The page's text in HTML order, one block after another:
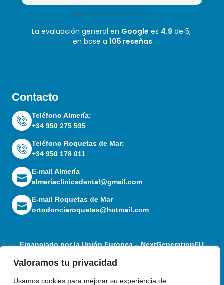
Valoramos tu privacidad
Usamos cookies para mejorar su experiencia de
Contacto
Teléfono Almería:
+34 950 275 595
Teléfono Roquetas de Mar:
+34 950 178 011
E-mail Almería
almeriaclinicadental@gmail.com
E-mail Roquetas de Mar
ortodonciaroquetas@hotmail.com
tengo a Moha que es el mejor
odontólogo que he tenido! Mil gracias
La evaluación general en Google es 4.9 de 5,
en base a 105 reseñas
Financiado por la Unión Europea – NextGenerationEU